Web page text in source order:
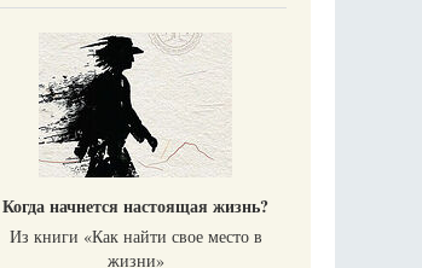
Когда начнется настоящая жизнь?
Из книги «Как найти свое место в
жизни​»